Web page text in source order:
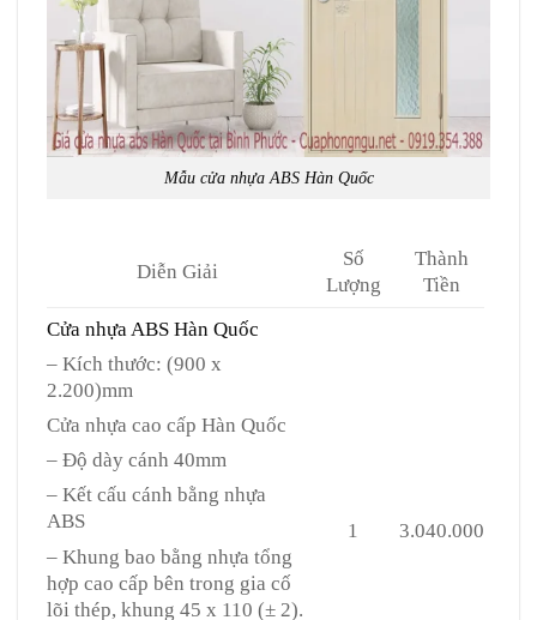
Mẫu cửa nhựa ABS Hàn Quốc
Diễn Giải
Số
Lượng
Thành
Tiền
Cửa nhựa ABS Hàn Quốc
– Kích thước: (900 x
2.200)mm
Cửa nhựa cao cấp Hàn Quốc
– Độ dày cánh 40mm
– Kết cấu cánh bằng nhựa
ABS
– Khung bao bằng nhựa tổng
hợp cao cấp bên trong gia cố
lõi thép, khung 45 x 110 (± 2).
1 3.040.000